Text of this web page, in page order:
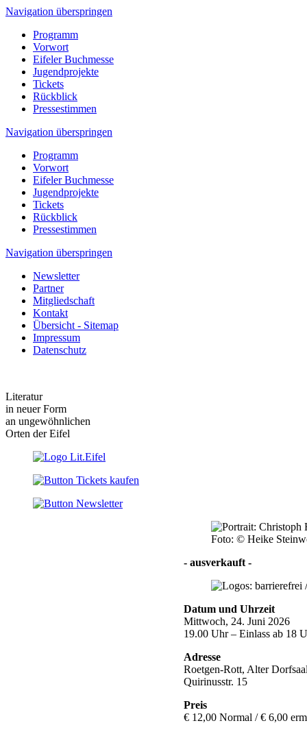
Navigation überspringen
Programm
Vorwort
Eifeler Buchmesse
Jugendprojekte
Tickets
Rückblick
Pressestimmen
Navigation überspringen
Programm
Vorwort
Eifeler Buchmesse
Jugendprojekte
Tickets
Rückblick
Pressestimmen
Navigation überspringen
Newsletter
Partner
Mitgliedschaft
Kontakt
Übersicht - Sitemap
Impressum
Datenschutz
Literatur
in neuer Form
an ungewöhnlichen
Orten der Eifel
Foto: © Heike
- ausverkauft -
Datum und Uhrzeit
Mittwoch, 24. Juni 2026
19.00 Uhr – Einlass ab 18
Adresse
Roetgen-Rott, Alter
Quirinusstr. 15
Preis
€ 12,00 Normal / € 6,00